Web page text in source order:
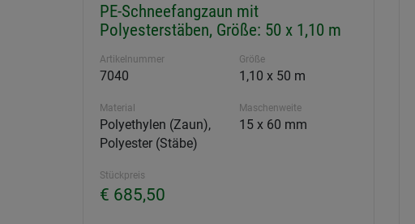
PE-Schneefangzaun mit
Polyesterstäben, Größe: 50 x 1,10 m
Artikelnummer
7040
Größe
1,10 x 50 m
Material
Polyethylen (Zaun),
Polyester (Stäbe)
Maschenweite
15 x 60 mm
Stückpreis
€ 685,50